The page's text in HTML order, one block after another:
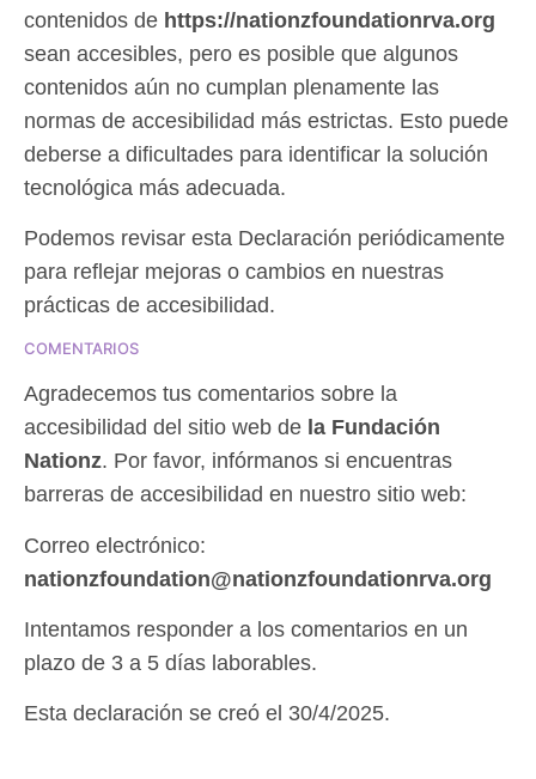
contenidos de https://nationzfoundationrva.org
sean accesibles, pero es posible que algunos
contenidos aún no cumplan plenamente las
normas de accesibilidad más estrictas. Esto puede
deberse a dificultades para identificar la solución
tecnológica más adecuada.
Podemos revisar esta Declaración periódicamente
para reflejar mejoras o cambios en nuestras
prácticas de accesibilidad.
COMENTARIOS
Agradecemos tus comentarios sobre la
accesibilidad del sitio web de la Fundación
Nationz. Por favor, infórmanos si encuentras
barreras de accesibilidad en nuestro sitio web:
Correo electrónico:
nationzfoundation@nationzfoundationrva.org
Intentamos responder a los comentarios en un
plazo de 3 a 5 días laborables.
Esta declaración se creó el 30/4/2025.